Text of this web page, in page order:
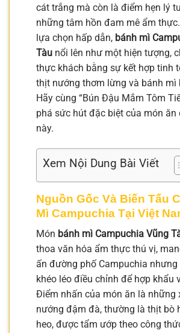
cát trắng mà còn là điểm hẹn lý
những tâm hồn đam mê ẩm
lựa chọn hấp dẫn, bánh mì
Tàu nổi lên như một hiện tượng,
thực khách bằng sự kết hợp tinh
thịt nướng thơm lừng và bánh mì
Hãy cùng “Bún Đậu Mắm Tôm
phá sức hút đặc biệt của món ăn
này.
Xem Nội Dung Bài Viết
Nguồn Gốc Và Biến Tấu
Mì Campuchia Tại Việt
Món bánh mì Campuchia Vũng
thoa văn hóa ẩm thực thú vị,
ấn đường phố Campuchia
khéo léo điều chỉnh để hợp khẩu
Điểm nhấn của món ăn là những
nướng đậm đà, thường là thịt bò
heo, được tẩm ướp theo công